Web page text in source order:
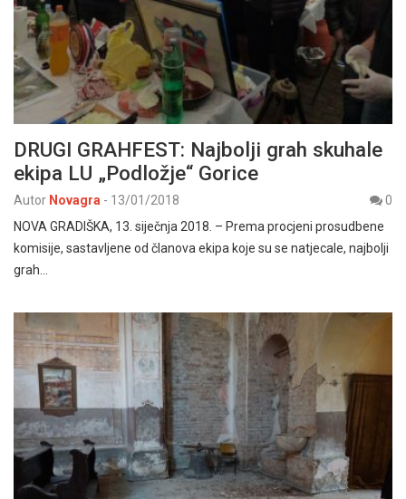
DRUGI GRAHFEST: Najbolji grah skuhale
ekipa LU „Podložje“ Gorice
Autor Novagra - 13/01/2018
0
NOVA GRADIŠKA, 13. siječnja 2018. – Prema procjeni prosudbene
komisije, sastavljene od članova ekipa koje su se natjecale, najbolji
grah…